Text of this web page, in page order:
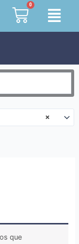
0
Cart
×
que